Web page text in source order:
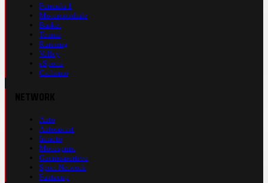
Formula 1
Motomondiale
Basket
Tennis
Running
Volley
eSports
Ciclismo
Auto
Autosprint
Inmoto
Motosprint
Guerinsportivo
Sport Network
Fantacup